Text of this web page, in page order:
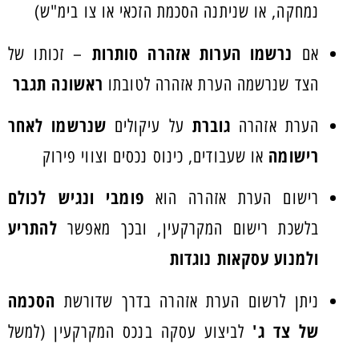
נמחקה, או שניתנה הסכמת הזכאי או צו בימ"ש)
אם נרשמו הערות אזהרה סותרות – זכותו של
הצד שנרשמה הערת אזהרה לטובתו ראשונה תגבר
הערת אזהרה גוברת על עיקולים שנרשמו לאחר
רישומה או שעבודים, כינוס נכסים וצווי פירוק
רישום הערת אזהרה הוא פומבי ונגיש לכולם
בלשכת רישום המקרקעין, ובכך מאפשר להתריע
ולמנוע עסקאות נוגדות
ניתן לרשום הערת אזהרה בדרך שדורשת הסכמה
של צד ג' לביצוע עסקה בנכס המקרקעין (למשל